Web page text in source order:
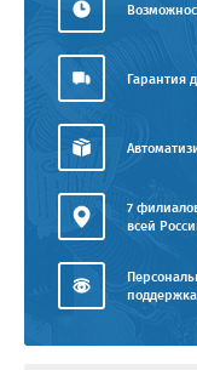
Гарантия
7
всей
поддержка